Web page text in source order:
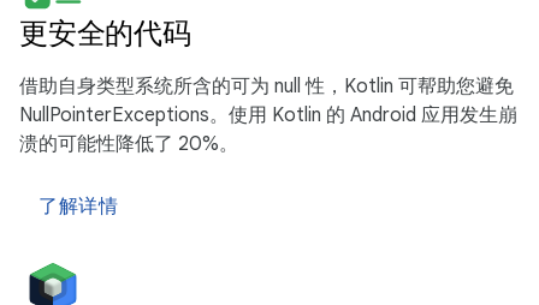
更安全的代码
借助自身类型系统所含的可为 null 性，Kotlin 可帮助您避免
NullPointerExceptions。使用 Kotlin 的 Android 应用发生崩
溃的可能性降低了 20%。
了解详情